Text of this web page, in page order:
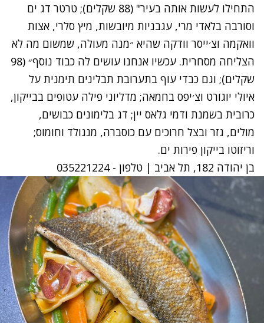
התחילו לעשות אותה בעיר" (88 שקלים); טרטר דג ים
וסורבה בלאדי מרי, עגבניות מיובשות, מיץ סלרי, אצות
וואקמה וצ׳ייסר וודקה שהיא ״מנה מעולה, שמשום מה לא
הצליחה מסחרית. עכשיו אנחנו עושים לה כבוד נוסף״ (98
שקלים); וגם כבדי עוף בתערובת תבלינים תימנית על
איולי יוגורט וצ׳יפס בחמאה; מדליוני פילה עטופים בבייקון,
כרובית בשמנת ודמי גלאס יין; דג בלימונים כבושים,
מולים, גזר ובצל חרוכים עם כוסברה, מנגולד וחומוס;
וריזוטו בייקון פירות ים.
בן יהודה 182, תל אביב | טלפון - 035221224